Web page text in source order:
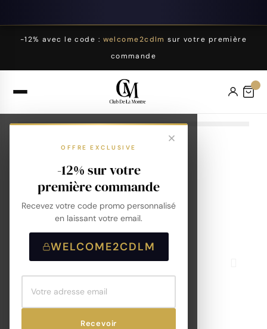
-12% avec le code : welcome2cdlm sur votre première
commande
OFFRE EXCLUSIVE
-12% sur votre
première commande
Recevez votre code promo personnalisé
en laissant votre email.
WELCOME2CDLM
Recevoir